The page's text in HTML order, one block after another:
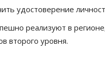
удостоверение
реализуют в
второго уровня.